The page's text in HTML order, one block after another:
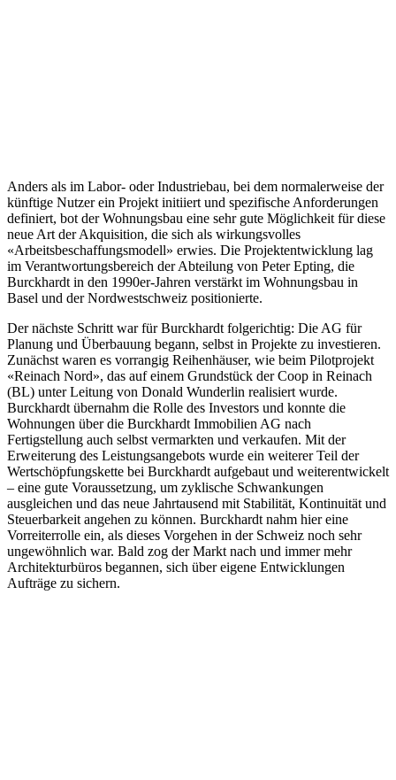
Anders als im Labor- oder Industriebau, bei dem normalerweise der
künftige Nutzer ein Projekt initiiert und spezifische Anforderungen
definiert, bot der Wohnungsbau eine sehr gute Möglichkeit für diese
neue Art der Akquisition, die sich als wirkungsvolles
«Arbeitsbeschaffungsmodell» erwies. Die Projektentwicklung lag
im Verantwortungsbereich der Abteilung von Peter Epting, die
Burckhardt in den 1990er-Jahren verstärkt im Wohnungsbau in
Basel und der Nordwestschweiz positionierte.
Der nächste Schritt war für Burckhardt folgerichtig: Die AG für
Planung und Überbauung begann, selbst in Projekte zu investieren.
Zunächst waren es vorrangig Reihenhäuser, wie beim Pilotprojekt
«Reinach Nord», das auf einem Grundstück der Coop in Reinach
(BL) unter Leitung von Donald Wunderlin realisiert wurde.
Burckhardt übernahm die Rolle des Investors und konnte die
Wohnungen über die Burckhardt Immobilien AG nach
Fertigstellung auch selbst vermarkten und verkaufen. Mit der
Erweiterung des Leistungsangebots wurde ein weiterer Teil der
Wertschöpfungskette bei Burckhardt aufgebaut und weiterentwickelt
– eine gute Voraussetzung, um zyklische Schwankungen
ausgleichen und das neue Jahrtausend mit Stabilität, Kontinuität und
Steuerbarkeit angehen zu können. Burckhardt nahm hier eine
Vorreiterrolle ein, als dieses Vorgehen in der Schweiz noch sehr
ungewöhnlich war. Bald zog der Markt nach und immer mehr
Architekturbüros begannen, sich über eigene Entwicklungen
Aufträge zu sichern.